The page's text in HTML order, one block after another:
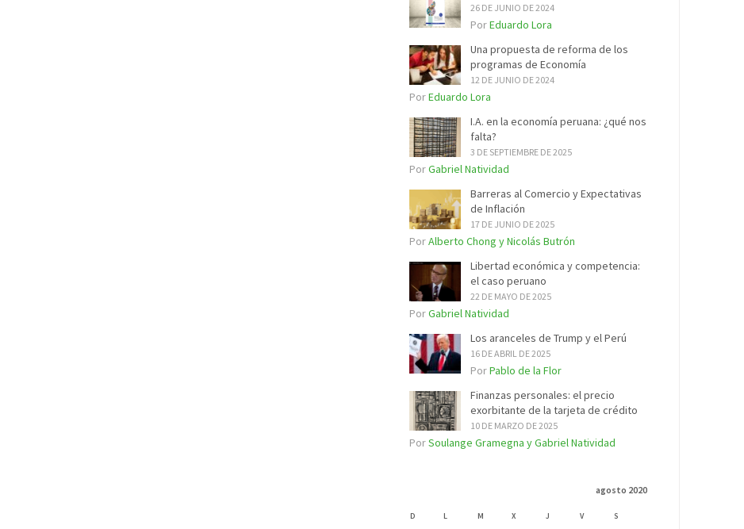
26 DE JUNIO DE 2024
PorEduardo Lora
Una propuesta de reforma de los
programas de Economía
12 DE JUNIO DE 2024
PorEduardo Lora
I.A. en la economía peruana: ¿qué nos
falta?
3 DE SEPTIEMBRE DE 2025
PorGabriel Natividad
Barreras al Comercio y Expectativas
de Inflación
17 DE JUNIO DE 2025
PorAlberto Chong y Nicolás Butrón
Libertad económica y competencia:
el caso peruano
22 DE MAYO DE 2025
PorGabriel Natividad
Los aranceles de Trump y el Perú
16 DE ABRIL DE 2025
PorPablo de la Flor
Finanzas personales: el precio
exorbitante de la tarjeta de crédito
10 DE MARZO DE 2025
PorSoulange Gramegna y Gabriel Natividad
agosto 2020
D L M X J V S